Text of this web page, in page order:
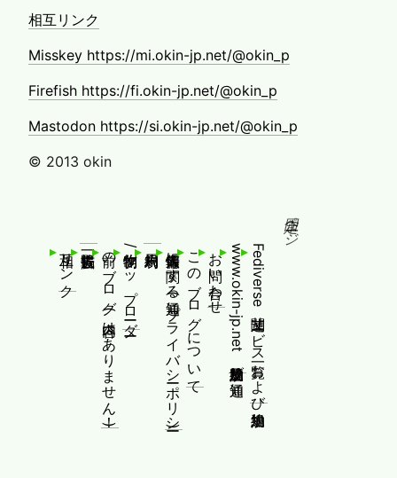
相互リンク
Misskey https://mi.okin-jp.net/@okin_p
Firefish https://fi.okin-jp.net/@okin_p
Mastodon https://si.okin-jp.net/@okin_p
© 2013 okin
固定ページ
Fediverse関連サービス一覧および追加規約
www.okin-jp.net 追加規約及び通知
お問い合わせ
このブログについて
個人情報等に関する通知(プライバシーポリシー)
制作物/アップローダー
前のブログ(内容はありません！)
相互リンク